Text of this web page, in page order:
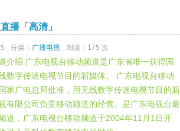
播「高清」
分类： 广播电视 阅读：175 次
介绍 广东电视台移动频道是广东省唯一获得国
数字传送电视节目的新媒体。 广东电视台移动
家广电总局批准，用无线数字传送电视节目的新
有限公司负责移动频道的经营。是广东电视台最
道，广东电视台移动频道于2004年11月1日开